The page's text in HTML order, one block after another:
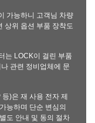
가능하니 고객님 차량
상위 옵션 부품 장착도
는 LOCK이 걸린 부품
관련 정비업체에 문
)은 재 사용 전자 제
능하며 단순 변심의
도 안내 및 동의 절차